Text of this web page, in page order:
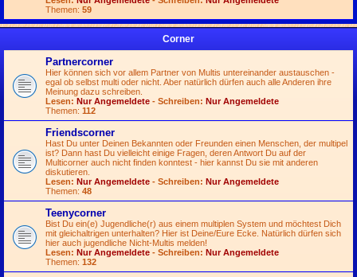
Themen: 59
Corner
Partnercorner
Hier können sich vor allem Partner von Multis untereinander austauschen -
egal ob selbst multi oder nicht. Aber natürlich dürfen auch alle Anderen ihre
Meinung dazu schreiben.
Lesen: Nur Angemeldete - Schreiben: Nur Angemeldete
Themen: 112
Friendscorner
Hast Du unter Deinen Bekannten oder Freunden einen Menschen, der multipel
ist? Dann hast Du vielleicht einige Fragen, deren Antwort Du auf der
Multicorner auch nicht finden konntest - hier kannst Du sie mit anderen
diskutieren.
Lesen: Nur Angemeldete - Schreiben: Nur Angemeldete
Themen: 48
Teenycorner
Bist Du ein(e) Jugendliche(r) aus einem multiplen System und möchtest Dich
mit gleichaltrigen unterhalten? Hier ist Deine/Eure Ecke. Natürlich dürfen sich
hier auch jugendliche Nicht-Multis melden!
Lesen: Nur Angemeldete - Schreiben: Nur Angemeldete
Themen: 132